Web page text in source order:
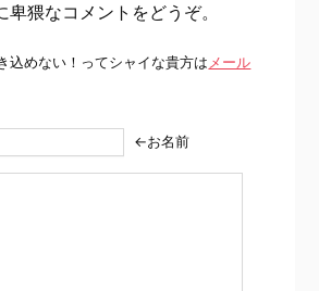
卑猥なコメントをどうぞ。
込めない！ってシャイな貴方は メール
←お名前